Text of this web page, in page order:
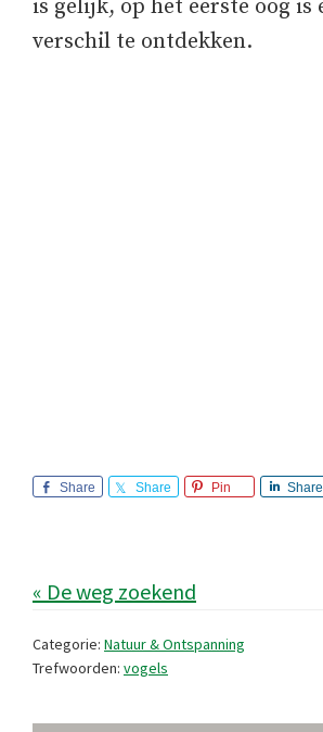
is gelijk, op het eerste oog is
verschil te ontdekken.
Share Share Pin Share
« De weg zoekend
Categorie: Natuur & Ontspanning
Trefwoorden: vogels